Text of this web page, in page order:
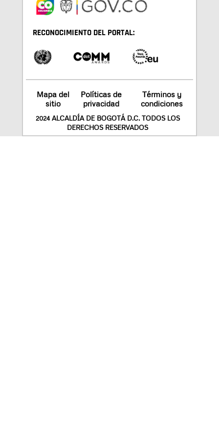
RECONOCIMIENTO DEL PORTAL:
Mapa del
sitio
Políticas de
privacidad
Términos y
condiciones
2024 ALCALDÍA DE BOGOTÁ D.C. TODOS LOS
DERECHOS RESERVADOS